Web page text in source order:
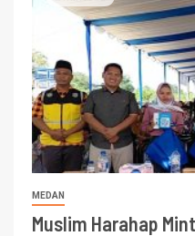
MEDAN
Muslim Harahap